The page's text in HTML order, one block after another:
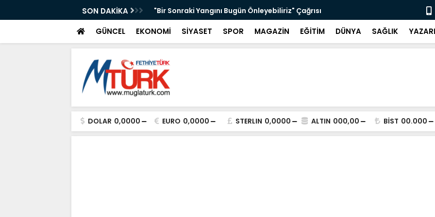
SON DAKİKA
IŞIKHAN'A GÜREŞ DAVETİ "Bir Sonraki Yangını Bugün Önleyebiliriz" Çağrısı Selahattin
GÜNCEL EKONOMİ SİYASET SPOR MAGAZİN EĞİTİM DÜNYA SAĞLIK
DOLAR 0,0000 EURO 0,0000 STERLIN 0,0000 ALTIN 000,00 BİST 00.000